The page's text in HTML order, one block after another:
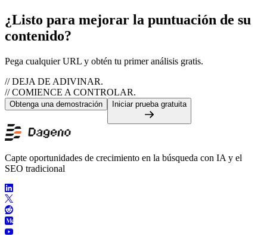
¿Listo para mejorar la puntuación de su
contenido?
Pega cualquier URL y obtén tu primer análisis gratis.
// DEJA DE ADIVINAR.
// COMIENCE A CONTROLAR.
Obtenga una demostración Iniciar prueba gratuita
Capte oportunidades de crecimiento en la búsqueda con IA y el
SEO tradicional